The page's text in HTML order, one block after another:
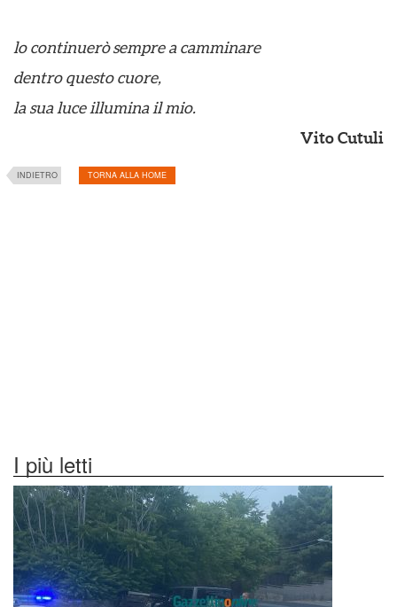
lo continuerò sempre a camminare
dentro questo cuore,
la sua luce illumina il mio.
Vito Cutuli
INDIETRO TORNA ALLA HOME
I più letti